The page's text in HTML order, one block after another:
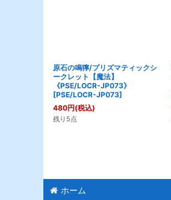
原石の鳴獰/プリズマティックシ
ークレット【魔法】
《PSE/LOCR-JP073》
[PSE/LOCR-JP073]
480円(税込)
残り5点
ホーム